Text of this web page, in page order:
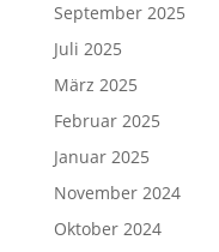
September 2025
Juli 2025
März 2025
Februar 2025
Januar 2025
November 2024
Oktober 2024